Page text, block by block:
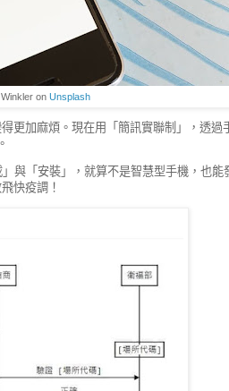
on Unsplash
更加麻煩。現在用「簡訊實聯制」，透過
與「安裝」，就算不是智慧型手機，也
快疫調！